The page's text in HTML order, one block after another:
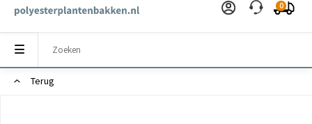
0
Terug